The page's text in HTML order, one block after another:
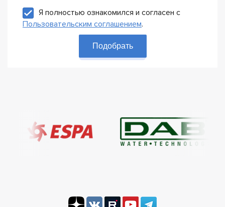
Я полностью ознакомился и согласен с
Пользовательским соглашением.
Подобрать